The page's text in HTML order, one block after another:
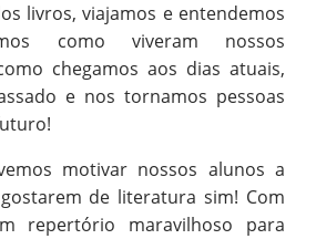
livros, viajamos e entendemos
como viveram nossos
chegamos aos dias atuais,
e nos tornamos pessoas
motivar nossos alunos a
de literatura sim! Com
repertório maravilhoso para